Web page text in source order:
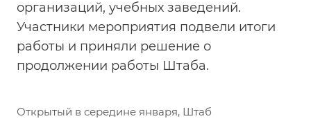
организаций, учебных заведений.
Участники мероприятия подвели итоги
работы и приняли решение о
продолжении работы Штаба.
Открытый в середине января, Штаб